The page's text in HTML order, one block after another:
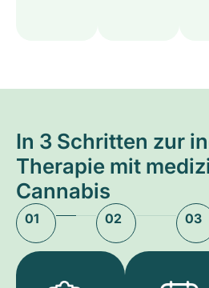
In 3 Schritten zur
Therapie mit
Cannabis
01 02 03